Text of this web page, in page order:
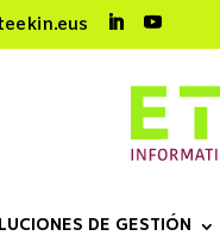
DE GESTIÓN